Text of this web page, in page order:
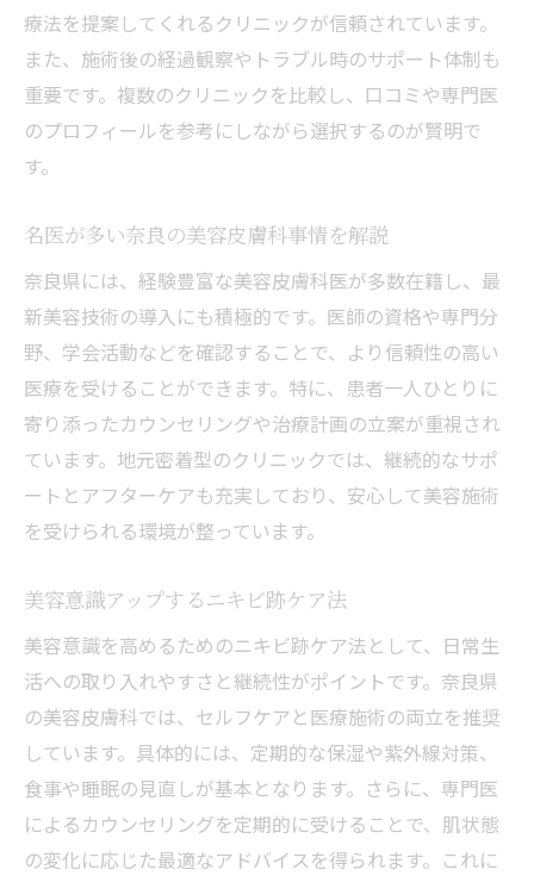
療法を提案してくれるクリニックが信頼されています。
また、施術後の経過観察やトラブル時のサポート体制も
重要です。複数のクリニックを比較し、口コミや専門医
のプロフィールを参考にしながら選択するのが賢明で
す。
名医が多い奈良の美容皮膚科事情を解説
奈良県には、経験豊富な美容皮膚科医が多数在籍し、最
新美容技術の導入にも積極的です。医師の資格や専門分
野、学会活動などを確認することで、より信頼性の高い
医療を受けることができます。特に、患者一人ひとりに
寄り添ったカウンセリングや治療計画の立案が重視され
ています。地元密着型のクリニックでは、継続的なサポ
ートとアフターケアも充実しており、安心して美容施術
を受けられる環境が整っています。
美容意識アップするニキビ跡ケア法
美容意識を高めるためのニキビ跡ケア法として、日常生
活への取り入れやすさと継続性がポイントです。奈良県
の美容皮膚科では、セルフケアと医療施術の両立を推奨
しています。具体的には、定期的な保湿や紫外線対策、
食事や睡眠の見直しが基本となります。さらに、専門医
によるカウンセリングを定期的に受けることで、肌状態
の変化に応じた最適なアドバイスを得られます。これに